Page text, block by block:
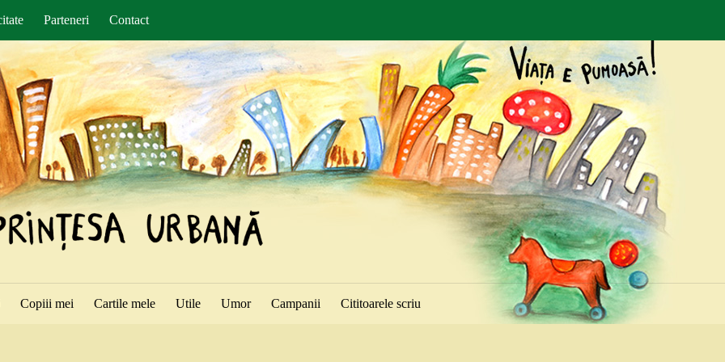
Parteneri Contact
Copiii mei Cartile mele Utile Umor Campanii Cititoarele scriu